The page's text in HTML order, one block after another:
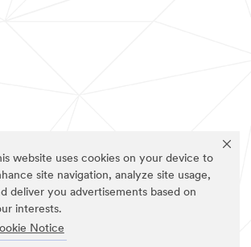
website uses cookies on your device to
site navigation, analyze site usage,
deliver you advertisements based on
interests.
Notice